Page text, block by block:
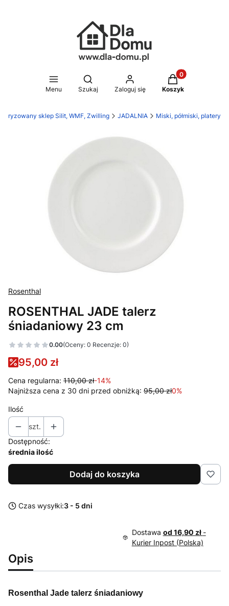
Menu
Otwórz wyszukiwarkę
Szukaj Zaloguj się
Produkty w
Koszyk
sklep Silit, WMF, Zwilling JADALNIA Miski, półmiski, platery
Rosenthal
ROSENTHAL JADE talerz
śniadaniowy 23 cm
0.00(Oceny: 0 Recenzje: 0)
95,00 zł
Cena regularna: 110,00 zł-14%
Najniższa cena z 30 dni przed obniżką: 95,00 zł0%
Ilość
szt.
Dostępność:
średnia ilość
Dodaj do koszyka
Czas wysyłki:3 - 5 dni
Dostawa od 16,90 zł -
Kurier Inpost (Polska)
Opis
Rosenthal Jade talerz śniadaniowy